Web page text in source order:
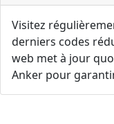
Visitez
derniers codes
web met à jour
Anker pour